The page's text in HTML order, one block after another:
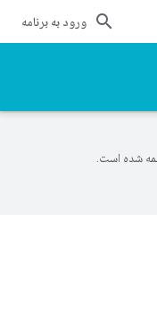
ورود به برنامه
شده است.